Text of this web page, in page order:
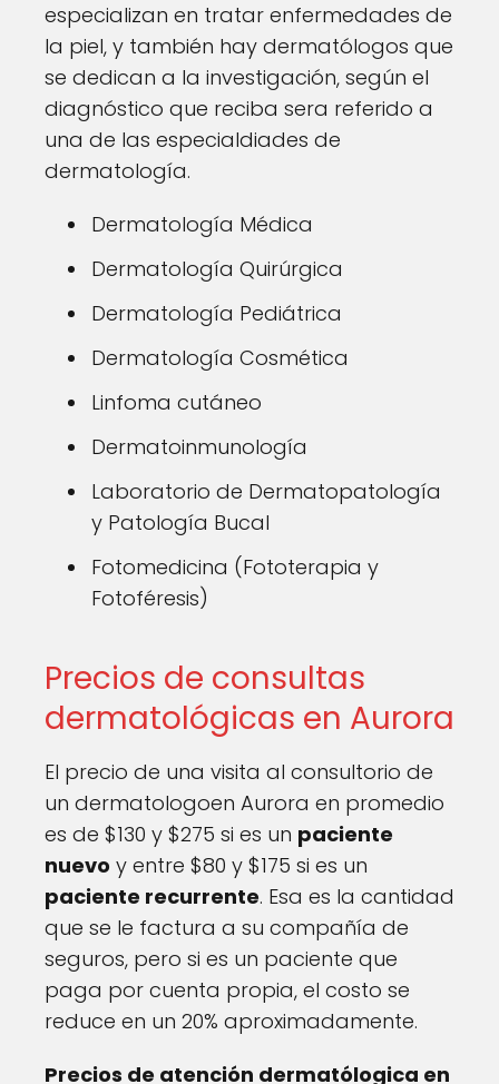
especializan en tratar enfermedades de
la piel, y también hay dermatólogos que
se dedican a la investigación, según el
diagnóstico que reciba sera referido a
una de las especialdiades de
dermatología.
Dermatología Médica
Dermatología Quirúrgica
Dermatología Pediátrica
Dermatología Cosmética
Linfoma cutáneo
Dermatoinmunología
Laboratorio de Dermatopatología
y Patología Bucal
Fotomedicina (Fototerapia y
Fotoféresis)
Precios de consultas
dermatológicas en Aurora
El precio de una visita al consultorio de
un dermatologoen Aurora en promedio
es de $130 y $275 si es un paciente
nuevo y entre $80 y $175 si es un
paciente recurrente. Esa es la cantidad
que se le factura a su compañía de
seguros, pero si es un paciente que
paga por cuenta propia, el costo se
reduce en un 20% aproximadamente.
Precios de atención dermatólogica en